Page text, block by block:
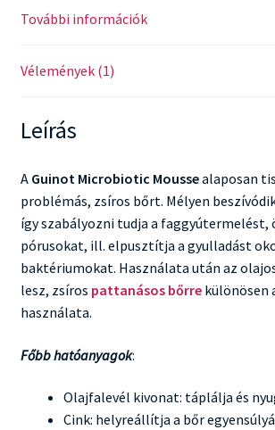
További információk
Vélemények (1)
Leírás
A Guinot Microbiotic Moussealaposan
problémás, zsíros bőrt. Mélyen
így szabályozni tudja a faggyútermelést,
pórusokat, ill. elpusztítja a gyulladást
baktériumokat. Használata után az
lesz, zsíros pattanásos bőrrekülönösen
használata.
Főbb hatóanyagok:
Olajfalevél kivonat: táplálja és
Cink: helyreállítja a bőr